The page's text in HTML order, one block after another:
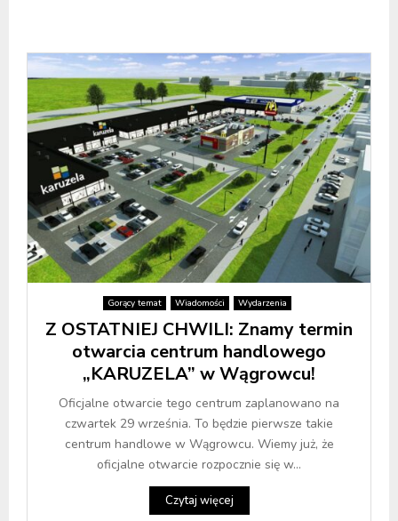
Gorący temat Wiadomości Wydarzenia
Z OSTATNIEJ CHWILI: Znamy termin
otwarcia centrum handlowego
„KARUZELA” w Wągrowcu!
Oficjalne otwarcie tego centrum zaplanowano na
czwartek 29 września. To będzie pierwsze takie
centrum handlowe w Wągrowcu. Wiemy już, że
oficjalne otwarcie rozpocznie się w...
Czytaj więcej